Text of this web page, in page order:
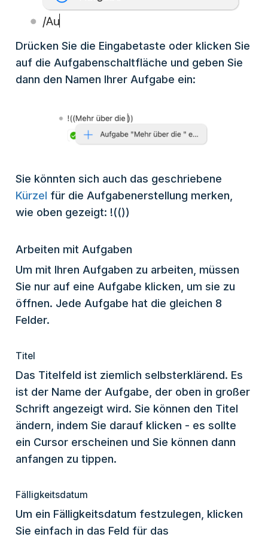
Drücken Sie die Eingabetaste oder klicken Sie
auf die Aufgabenschaltfläche und geben Sie
dann den Namen Ihrer Aufgabe ein:
Sie könnten sich auch das geschriebene
Kürzel für die Aufgabenerstellung merken,
wie oben gezeigt: !(())
Arbeiten mit Aufgaben
Um mit Ihren Aufgaben zu arbeiten, müssen
Sie nur auf eine Aufgabe klicken, um sie zu
öffnen. Jede Aufgabe hat die gleichen 8
Felder.
Titel
Das Titelfeld ist ziemlich selbsterklärend. Es
ist der Name der Aufgabe, der oben in großer
Schrift angezeigt wird. Sie können den Titel
ändern, indem Sie darauf klicken - es sollte
ein Cursor erscheinen und Sie können dann
anfangen zu tippen.
Fälligkeitsdatum
Um ein Fälligkeitsdatum festzulegen, klicken
Sie einfach in das Feld für das